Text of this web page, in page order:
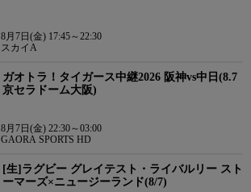
8月7日(金) 17:45～22:30
スカイA
ガオトラ！タイガース中継2026 阪神vs中日(8.7
京セラドーム大阪)
8月7日(金) 22:30～03:00
GAORA SPORTS HD
[生]ラグビー グレイテスト・ライバルリー スト
ーマーズ×ニュージーランド(8/7)